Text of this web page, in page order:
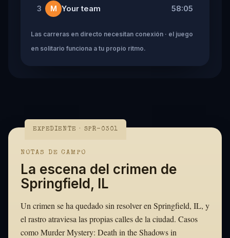
3 M Your team 58:05
Las carreras en directo necesitan conexión · el juego
en solitario funciona a tu propio ritmo.
EXPEDIENTE · SPR-0301
NOTAS DE CAMPO
La escena del crimen de
Springfield, IL
Un crimen se ha quedado sin resolver en Springfield, IL, y
el rastro atraviesa las propias calles de la ciudad. Casos
como Murder Mystery: Death in the Shadows in